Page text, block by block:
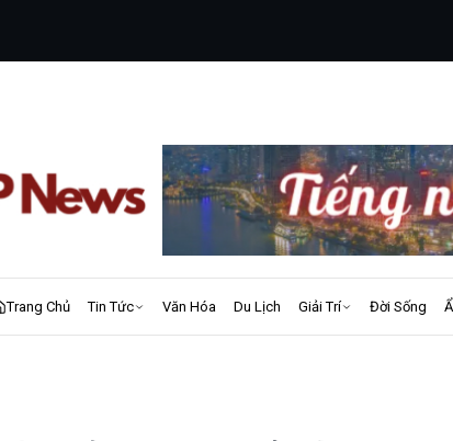
Trang Chủ Tin Tức Văn Hóa Du Lịch Giải Trí Đời Sống